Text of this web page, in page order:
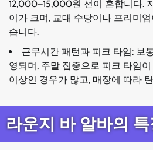
12,000–15,000원 선이 흔합니다.
이가 크며, 교대 수당이나 프리미
습니다.
근무시간 패턴과 피크 타임: 보
영되며, 주말 집중으로 피크 타임
이상인 경우가 많고, 매장에 따라
라운지 바 알바의